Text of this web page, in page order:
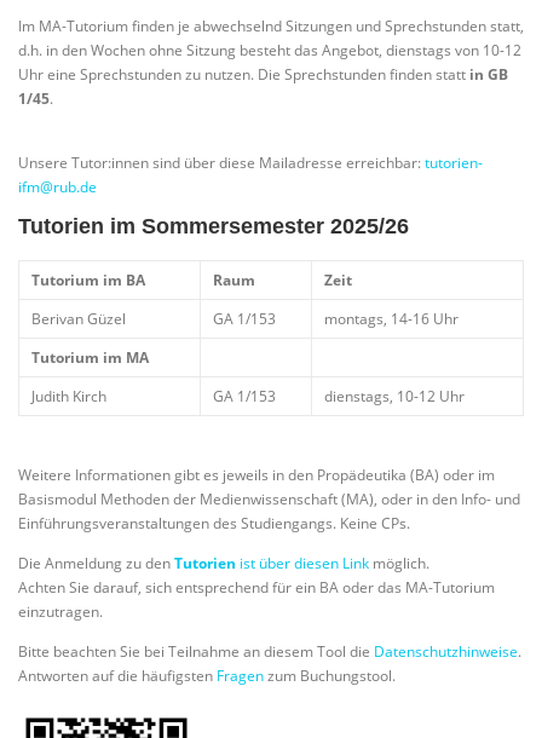
Im MA-Tutorium finden je abwechselnd Sitzungen und Sprechstunden statt,
d.h. in den Wochen ohne Sitzung besteht das Angebot, dienstags von 10-12
Uhr eine Sprechstunden zu nutzen. Die Sprechstunden finden statt in GB
1/45.
Unsere Tutor:innen sind über diese Mailadresse erreichbar:tutorien-
ifm@rub.de
Tutorien im Sommersemester 2025/26
Tutorium im BA Raum
Zeit
Berivan Güzel
GA 1/153
montags, 14-16 Uhr
Tutorium im MA
Judith Kirch
GA 1/153 dienstags, 10-12 Uhr
Weitere Informationen gibt es jeweils in den Propädeutika (BA) oder im
Basismodul Methoden der Medienwissenschaft (MA), oder in den Info- und
Einführungsveranstaltungen des Studiengangs. Keine CPs.
Die Anmeldung zu denTutorien ist über diesen Link möglich.
Achten Sie darauf, sich entsprechend für ein BA oder das MA-Tutorium
einzutragen.
Bitte beachten Sie bei Teilnahme an diesem Tool die Datenschutzhinweise.
Antworten auf die häufigsten Fragenzum Buchungstool.